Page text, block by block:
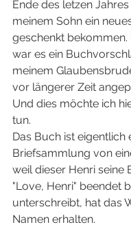
Ende des letzen
meinem Sohn ein
geschenkt bekommen.
war es ein
meinem
vor längerer Zeit
Und dies möchte ich
tun.
Das Buch ist eigentlich
Briefsammlung von
weil dieser Henri seine
"Love, Henri" beendet
unterschreibt, hat das
Namen erhalten.